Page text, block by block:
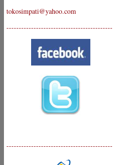
tokosimpati@yahoo.com
-------------------------------------------
-------------------------------------------